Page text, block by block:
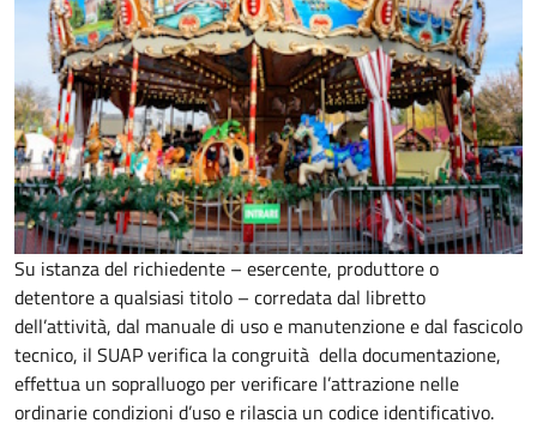
Su istanza del richiedente – esercente, produttore o
detentore a qualsiasi titolo – corredata dal libretto
dell’attività, dal manuale di uso e manutenzione e dal fascicolo
tecnico, il SUAP verifica la congruità della documentazione,
effettua un sopralluogo per verificare l’attrazione nelle
ordinarie condizioni d’uso e rilascia un codice identificativo.